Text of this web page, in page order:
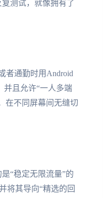
测试，就像拥有了
者通勤时用Android
并且允许“一人多端
在不同屏幕间无缝切
“稳定无限流量”的
将其导向“精选的回